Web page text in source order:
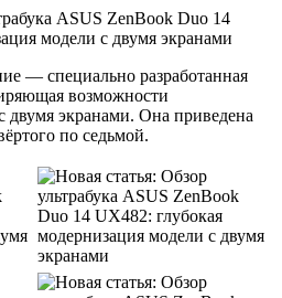
— специально разработанная
возможности
двумя экранами. Она приведена
по седьмой.